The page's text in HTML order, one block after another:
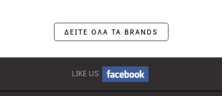
ΔΕΙΤΕ ΟΛΑ ΤΑ BRANDS
LIKE US